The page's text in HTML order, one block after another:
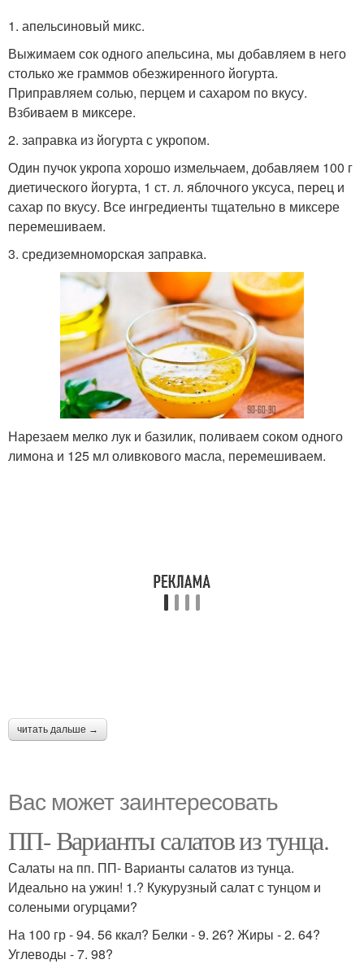
1. апельсиновый микс.
Выжимаем сок одного апельсина, мы добавляем в него
столько же граммов обезжиренного йогурта.
Приправляем солью, перцем и сахаром по вкусу.
Взбиваем в миксере.
2. заправка из йогурта с укропом.
Один пучок укропа хорошо измельчаем, добавляем 100 г
диетического йогурта, 1 ст. л. яблочного уксуса, перец и
сахар по вкусу. Все ингредиенты тщательно в миксере
перемешиваем.
3. средиземноморская заправка.
Нарезаем мелко лук и базилик, поливаем соком одного
лимона и 125 мл оливкового масла, перемешиваем.
читать дальше →
Вас может заинтересовать
ПП- Варианты салатов из тунца.
Салаты на пп. ПП- Варианты салатов из тунца.
Идеально на ужин! 1.? Кукурузный салат с тунцом и
солеными огурцами?
На 100 гр - 94. 56 ккал? Белки - 9. 26? Жиры - 2. 64?
Углеводы - 7. 98?